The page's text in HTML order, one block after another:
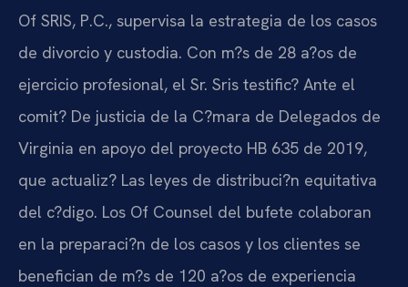
Of SRIS, P.C., supervisa la estrategia de los casos
de divorcio y custodia. Con m?s de 28 a?os de
ejercicio profesional, el Sr. Sris testific? Ante el
comit? De justicia de la C?mara de Delegados de
Virginia en apoyo del proyecto HB 635 de 2019,
que actualiz? Las leyes de distribuci?n equitativa
del c?digo. Los Of Counsel del bufete colaboran
en la preparaci?n de los casos y los clientes se
benefician de m?s de 120 a?os de experiencia